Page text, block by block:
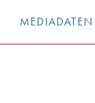
MEDIADATEN